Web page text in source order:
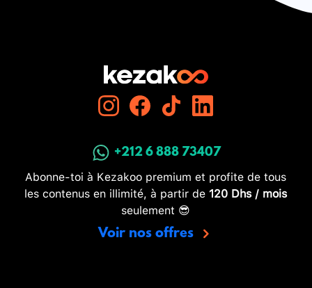
+212 6 888 73407
Abonne-toi à Kezakoo premium et profite de tous
les contenus en illimité, à partir de 120 Dhs / mois
seulement 😎
Voir nos offres